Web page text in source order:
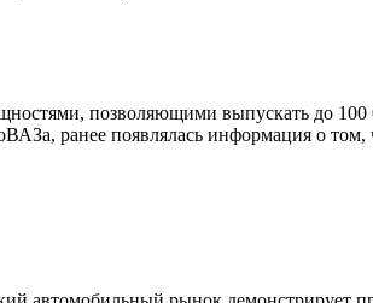
позволяющими выпускать до 100
ранее появлялась информация о